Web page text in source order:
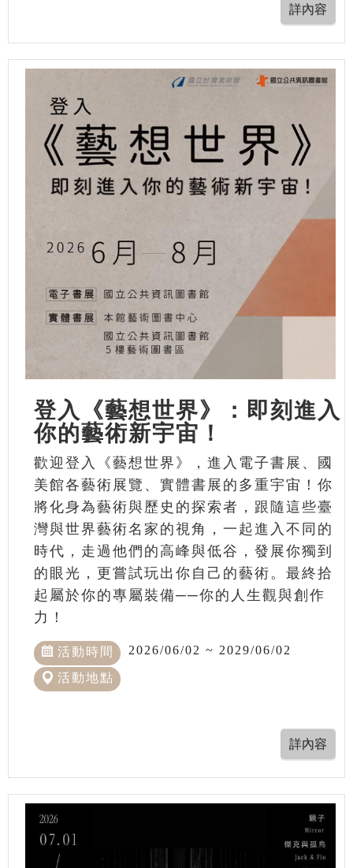
登入《藝想世界》：即刻進入
你的藝術新宇宙！
歡迎登入《藝想世界》，進入電子書展、國
美館各藝術展覽、實體書展的多重宇宙！你
將化身為藝術與歷史的探索者，跟隨這些臺
灣與世界藝術名家的視角，一起進入不同的
時代，走過他們的高峰與低谷，發展你獨到
的眼光，更嘗試玩出你自己的藝術。最終拾
起屬於你的專屬裝備──你的人生觀與創作
力！
活動時間 2026/06/02 ~ 2029/06/02
活動地點